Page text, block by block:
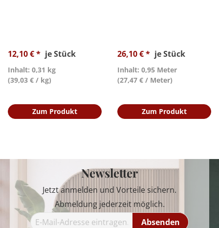
12,10 € * je Stück
Inhalt: 0,31 kg
(39,03 € / kg)
Zum Produkt
26,10 € * je Stück
Inhalt: 0,95 Meter
(27,47 € / Meter)
Zum Produkt
Newsletter
Jetzt anmelden und Vorteile sichern.
Abmeldung jederzeit möglich.
Absenden